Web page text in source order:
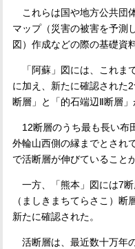
これらは国や地方公共団
マップ（災害の被害を予測
図）作成などの際の基礎資
「阿蘇」図には、これま
に加え、新たに確認された2
断層」と「的石端辺Ⅱ断層」
12断層のうち最も長い布
外輪山西側の縁までとされ
で活断層が伸びていること
一方、「熊本」図には7
（ましきまちてらさこ）断
新たに確認された。
活断層は、最近数十万年